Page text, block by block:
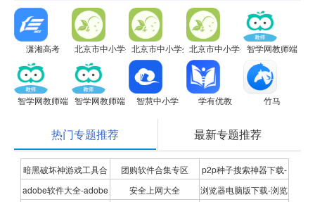
潇湘高考 北京市中小学生植物栽培大赛电脑版
北京市中小学生植物栽培大赛电脑版
北京市中小学生植物栽培大赛电
智学网教师端
智学网教师端 智学网教师端 智慧中小学 学有优教 竹马
热门专题推荐 最新专题推荐
暗黑破坏神游戏工具合
集
团购软件合集专区
p2p种子搜索神器下载-
P2P种子搜索神器专题
adobe软件大全-adobe 安全上网大全 浏览器电脑版下载-浏览